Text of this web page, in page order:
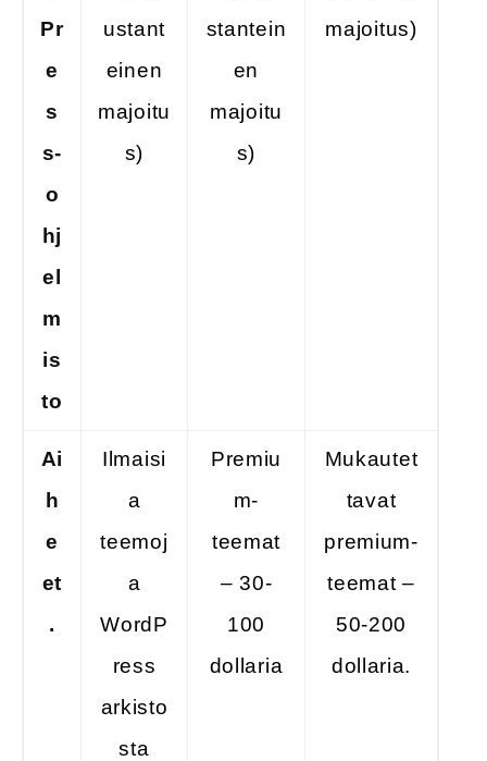
Pr
e
s
s-
o
hj
el
m
is
to
ustant
einen
majoitu
s)
stantein
en
majoitu
s)
majoitus)
Ai
h
e
et
.
Ilmaisi
a
teemoj
a
WordP
ress
arkisto
sta
Premiu
m-
teemat
– 30-
100
dollaria
Mukautet
tavat
premium-
teemat –
50-200
dollaria.